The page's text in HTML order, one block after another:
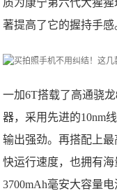
质为康宁第六代大猩
著提高了它的握持手感
一加6T搭载了高通骁
器，采用先进的10nm
输出强劲。再搭配上
快运行速度，也拥有
3700mAh毫安大容量